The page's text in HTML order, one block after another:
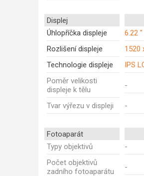
Displej
Úhlopříčka displeje
6.22 "
Rozlišení displeje
1520
Technologie displeje
IPS
Poměr velikosti
displeje k tělu
-
Tvar výřezu v displeji -
Fotoaparát
Typy objektivů
-
Počet objektivů
zadního fotoaparátu
-